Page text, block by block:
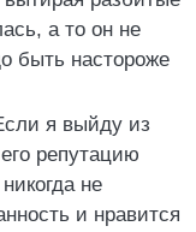
а то он не
быть настороже
я выйду из
репутацию
не
и нравится